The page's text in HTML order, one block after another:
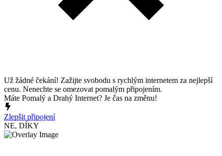
Už žádné čekání! Zažijte svobodu s rychlým internetem za nejlepší
cenu. Nenechte se omezovat pomalým připojením.
Máte Pomalý a Drahý Internet? Je čas na změnu!
Zlepšit připojení
NE, DÍKY